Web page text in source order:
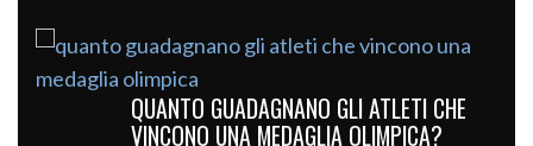
QUANTO GUADAGNANO GLI ATLETI CHE
VINCONO UNA MEDAGLIA OLIMPICA?